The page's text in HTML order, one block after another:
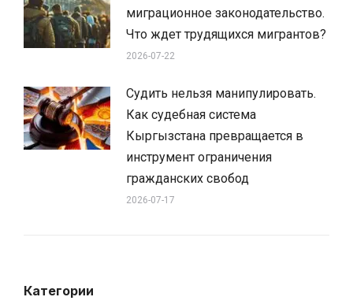
миграционное законодательство.
Что ждет трудящихся мигрантов?
2026-07-22
Судить нельзя манипулировать.
Как судебная система
Кыргызстана превращается в
инструмент ограничения
гражданских свобод
2026-07-17
Категории